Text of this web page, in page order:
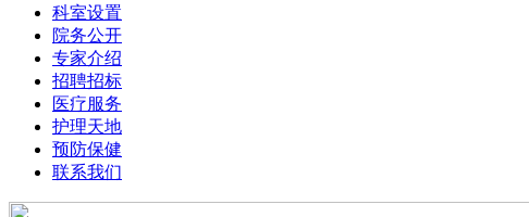
科室设置
院务公开
专家介绍
招聘招标
医疗服务
护理天地
预防保健
联系我们